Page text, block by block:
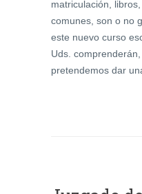
matriculación,
comunes, son o no
este nuevo curso
Uds.
pretendemos dar